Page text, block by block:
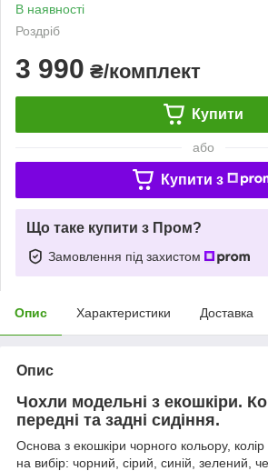
В наявності
Роздріб
3 990 ₴/комплект
Купити
або
Купити з
Що таке купити з Пром?
Замовлення під захистом
Опис Характеристики Доставка
Опис
Чохли модельні з екошкіри.
передні та задні сидіння.
Основа з екошкіри чорного кольору, колір
на вибір: чорний, сірий, синій, зелений,